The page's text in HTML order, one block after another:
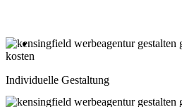
Beratung oder Rückruf anfordern
Schweiz: 043 508 66 63
Montag-Freitag 10:00-18:00 Uhr
Individuelle Gestaltung